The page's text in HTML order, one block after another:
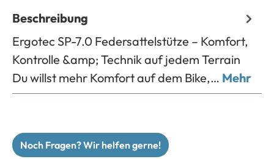
Beschreibung
Ergotec SP-7.0 Federsattelstütze – Komfort,
Kontrolle &amp; Technik auf jedem Terrain
Du willst mehr Komfort auf dem Bike,… Mehr
Noch Fragen? Wir helfen gerne!